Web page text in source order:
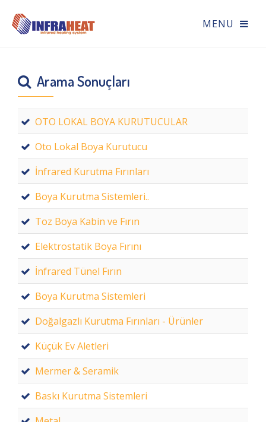
Arama Sonuçları
OTO LOKAL BOYA KURUTUCULAR
Oto Lokal Boya Kurutucu
İnfrared Kurutma Fırınları
Boya Kurutma Sistemleri..
Toz Boya Kabin ve Fırın
Elektrostatik Boya Fırını
İnfrared Tünel Fırın
Boya Kurutma Sistemleri
Doğalgazlı Kurutma Fırınları - Ürünler
Küçük Ev Aletleri
Mermer & Seramik
Baskı Kurutma Sistemleri